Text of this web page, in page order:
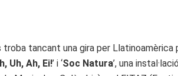
tancant una gira per
Uh, Ah, Ei!’ i ‘Soc Natura’, una